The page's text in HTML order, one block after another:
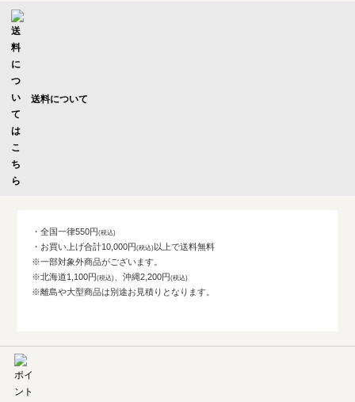
送料について
・全国一律550円
・お買い上げ合計10,000円
以上で送料無料
※一部対象外商品がございます。
※北海道1,100円
、沖縄2,200円
※離島や大型商品は別途お見積りとなります。